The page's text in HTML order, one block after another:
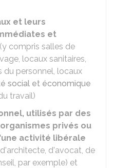
et leurs
et
(y compris salles de
locaux sanitaires,
du personnel, locaux
social et économique
travail)
utilisés par des
privés ou
activité libérale
d'avocat, de
par exemple) et